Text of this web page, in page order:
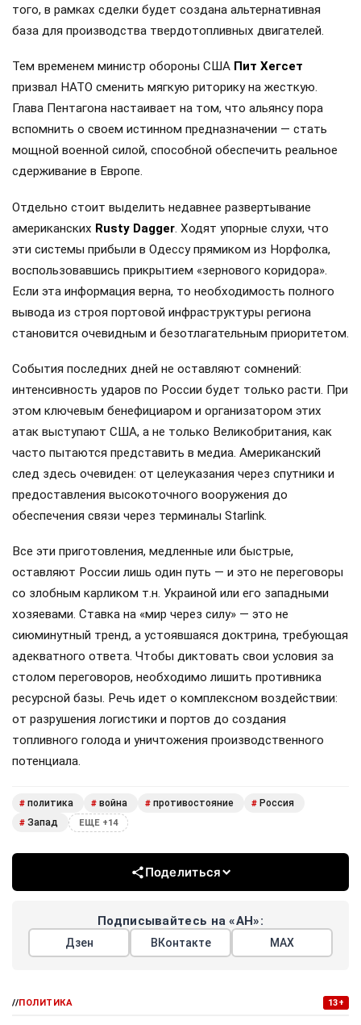
того, в рамках сделки будет создана альтернативная
база для производства твердотопливных двигателей.
Тем временем министр обороны США Пит Хегсет
призвал НАТО сменить мягкую риторику на жесткую.
Глава Пентагона настаивает на том, что альянсу пора
вспомнить о своем истинном предназначении — стать
мощной военной силой, способной обеспечить реальное
сдерживание в Европе.
Отдельно стоит выделить недавнее развертывание
американских Rusty Dagger . Ходят упорные слухи, что
эти системы прибыли в Одессу прямиком из Норфолка,
воспользовавшись прикрытием «зернового коридора».
Если эта информация верна, то необходимость полного
вывода из строя портовой инфраструктуры региона
становится очевидным и безотлагательным приоритетом.
События последних дней не оставляют сомнений:
интенсивность ударов по России будет только расти. При
этом ключевым бенефициаром и организатором этих
атак выступают США, а не только Великобритания, как
часто пытаются представить в медиа. Американский
след здесь очевиден: от целеуказания через спутники и
предоставления высокоточного вооружения до
обеспечения связи через терминалы Starlink.
Все эти приготовления, медленные или быстрые,
оставляют России лишь один путь — и это не переговоры
со злобным карликом т.н. Украиной или его западными
хозяевами. Ставка на «мир через силу» — это не
сиюминутный тренд, а устоявшаяся доктрина, требующая
адекватного ответа. Чтобы диктовать свои условия за
столом переговоров, необходимо лишить противника
ресурсной базы. Речь идет о комплексном воздействии:
от разрушения логистики и портов до создания
топливного голода и уничтожения производственного
потенциала.
# политика # война # противостояние # Россия
# Запад ЕЩЕ +14
Поделиться
Подписывайтесь на «АН»:
Дзен ВКонтакте МАХ
//ПОЛИТИКА 13+